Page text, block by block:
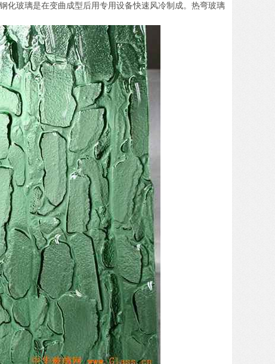
化玻璃是在变曲成型后用专用设备快速风冷制成。热弯玻璃